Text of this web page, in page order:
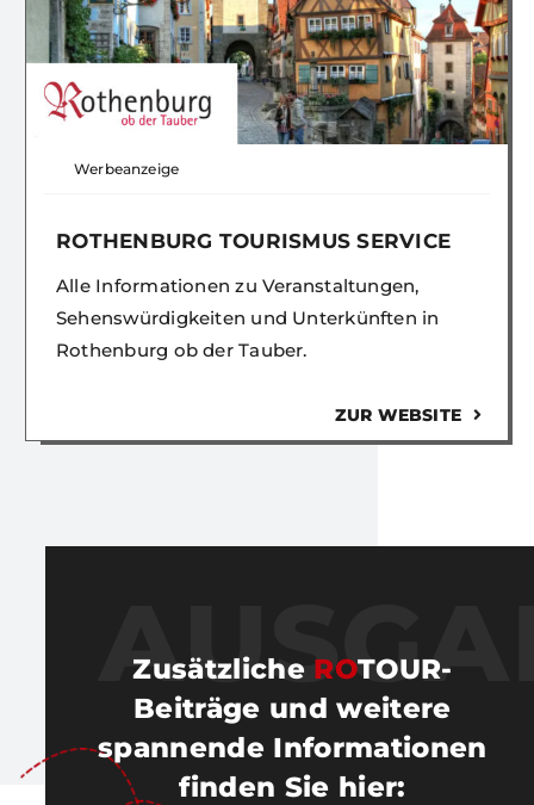
Werbeanzeige
ROTHENBURG TOURISMUS SERVICE
Alle Informationen zu Veranstaltungen,
Sehenswürdigkeiten und Unterkünften in
Rothenburg ob der Tauber.
ZUR WEBSITE
Zusätzliche ROTOUR-
Beiträge und weitere
spannende Informationen
finden Sie hier: